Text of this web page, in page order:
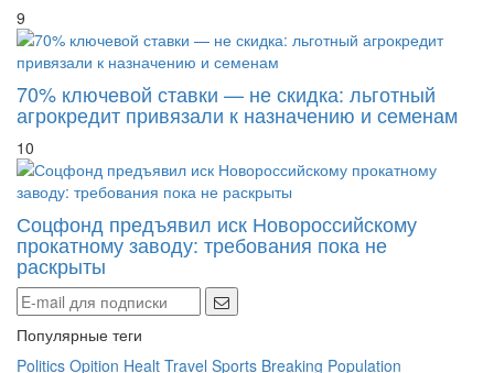
9
70% ключевой ставки — не скидка: льготный
агрокредит привязали к назначению и семенам
10
Соцфонд предъявил иск Новороссийскому
прокатному заводу: требования пока не
раскрыты
Популярные теги
Politics Opition Healt Travel Sports Breaking Population